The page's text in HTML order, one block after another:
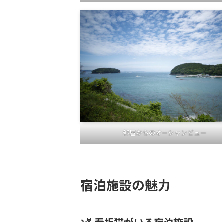
部屋からのオーシャンビュー
宿泊施設の魅力